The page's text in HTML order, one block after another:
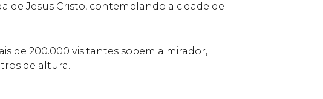
de Jesus Cristo, contemplando a cidade de
de 200.000 visitantes sobem a mirador,
de altura.